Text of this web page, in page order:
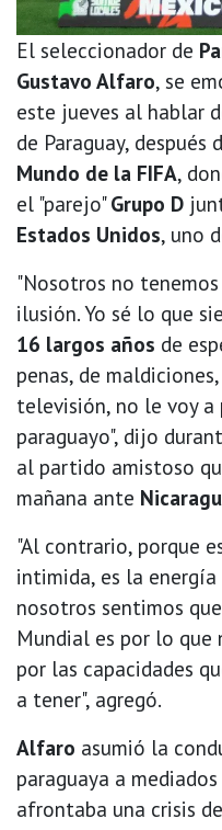
El seleccionador de
Gustavo Alfaro, se
este jueves al hablar
de Paraguay, después
Mundo de la FIFA,
el "parejo"Grupo D
Estados Unidos, uno
"Nosotros no
ilusión. Yo sé lo que
16 largos años de
penas, de
televisión, no le voy a
paraguayo", dijo
al partido amistoso
mañana ante
"Al contrario, porque
intimida, es la energía
nosotros sentimos
Mundial es por lo
por las capacidades
a tener", agregó.
Alfaro asumió la
paraguaya a mediados
afrontaba una crisis